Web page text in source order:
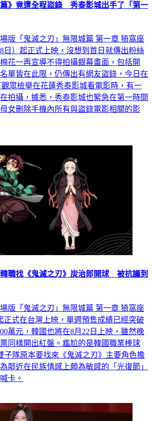
篇》竟遭全程盜錄 秀泰影城出手了「第一
版「鬼滅之刃」無限城篇 第一章 猗窩座
日）起正式上映，沒想到首日就傳出粉絲
花一再宣導不得拍攝銀幕畫面，包括開
單皆在此限，仍傳出有網友盜錄，今日在
觀眾檢舉在花蓮秀泰影城看電影時，有一
拍攝，據悉，秀泰影城也緊急在第一時間
女刪除手機內所有與盜錄電影相關的影
職找《鬼滅之刃》炭治郎開球 被抗議到
版「鬼滅之刃」無限城篇 第一章 猗窩座
正式在台灣上映，單週預售成績已經突破
萬元，韓國也將在8月22日上映，雖然晚
同樣開出紅盤。尷尬的是韓國職業棒球
子隊原本要找來《鬼滅之刃》主要角色擔
鄰近在民族情感上頗為敏感的「光復節」
卡。